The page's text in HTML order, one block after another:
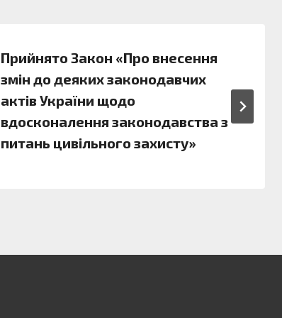
Прийнято Закон «Про внесення
змін до деяких законодавчих
актів України щодо
вдосконалення законодавства з
питань цивільного захисту»